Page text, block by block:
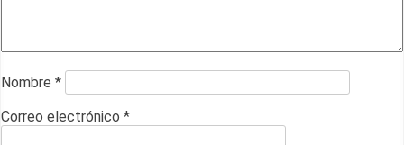
Nombre *
Correo electrónico *